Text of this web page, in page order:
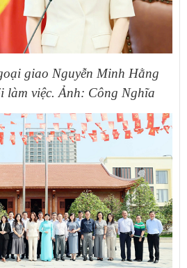
giao Nguyễn Minh Hằng
làm việc. Ảnh: Công Nghĩa